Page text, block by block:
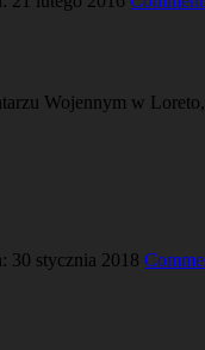
Wojennym w
30 stycznia 2018